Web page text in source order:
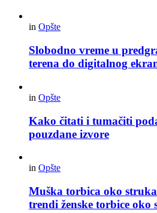
in Opšte
Slobodno vreme u
terena do digitalnog
in Opšte
Kako čitati i tumačiti
pouzdane izvore
in Opšte
Muška torbica oko
trendi ženske torbice oko